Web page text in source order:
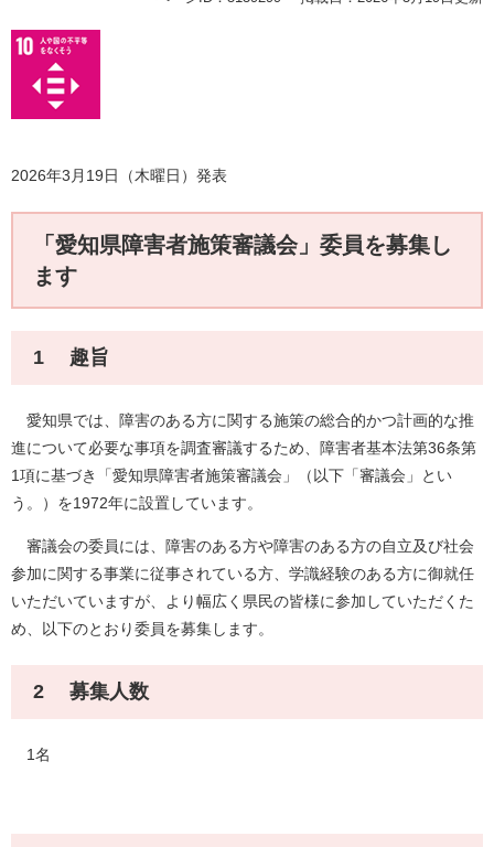
2026年3月19日（木曜日）発表
「愛知県障害者施策審議会」委員を募集し
ます
1 趣旨
愛知県では、障害のある方に関する施策の総合的かつ計画的な推
進について必要な事項を調査審議するため、障害者基本法第36条第
1項に基づき「愛知県障害者施策審議会」（以下「審議会」とい
う。）を1972年に設置しています。
審議会の委員には、障害のある方や障害のある方の自立及び社会
参加に関する事業に従事されている方、学識経験のある方に御就任
いただいていますが、より幅広く県民の皆様に参加していただくた
め、以下のとおり委員を募集します。
2 募集人数
1名